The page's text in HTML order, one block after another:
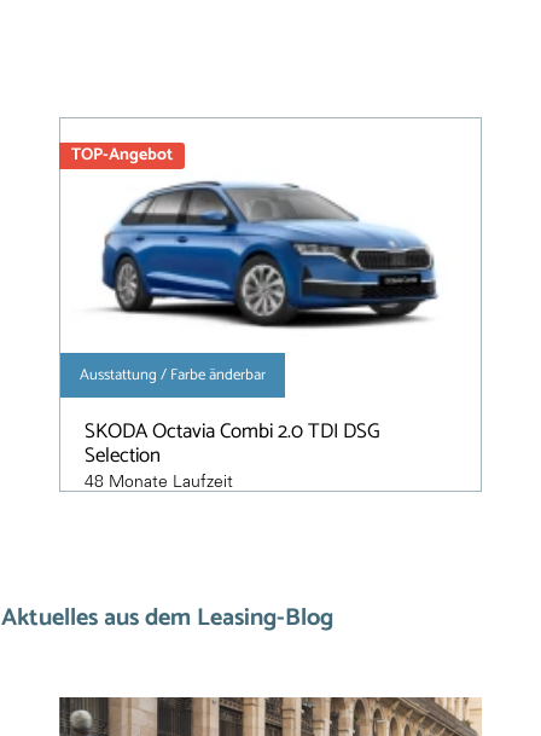
TOP-Angebot
Ausstattung / Farbe änderbar
SKODA Octavia Combi 2.0 TDI DSG
Selection
48 Monate Laufzeit
Aktuelles aus dem Leasing-Blog